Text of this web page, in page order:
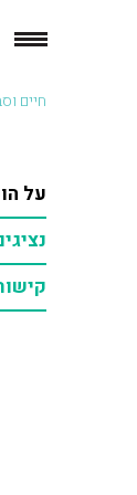
חיים
על